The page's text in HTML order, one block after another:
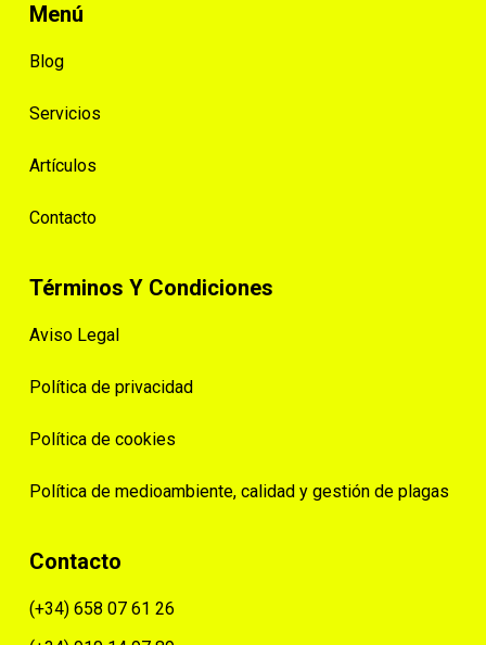
Menú
Blog
Servicios
Artículos
Contacto
Términos Y Condiciones
Aviso Legal
Política de privacidad
Política de cookies
Política de medioambiente, calidad y gestión de plagas
Contacto
(+34) 658 07 61 26